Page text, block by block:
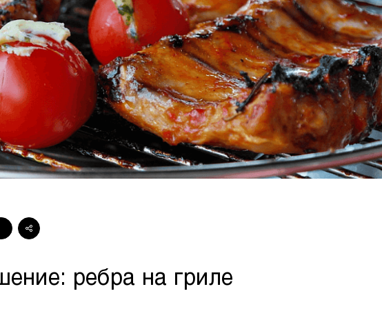
Стейки Клаб
Стейки Оссобуко
Стейки Шатобриан
Стейки из птицы
Стейки свиные
Стейки Спешл
Стейк Боксы
ребра на гриле